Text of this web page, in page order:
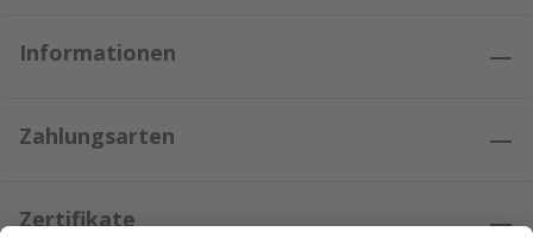
Informationen
Zahlungsarten
Zertifikate